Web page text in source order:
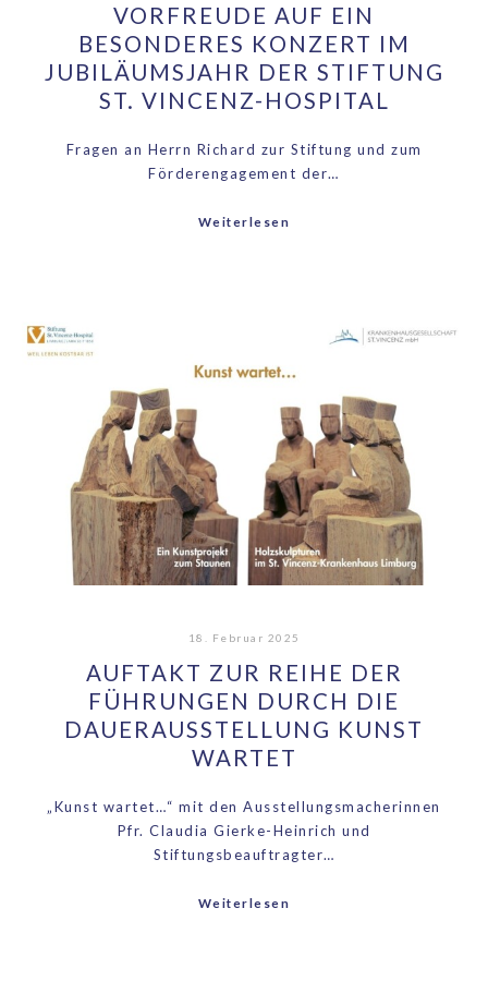
VORFREUDE AUF EIN
BESONDERES KONZERT IM
JUBILÄUMSJAHR DER STIFTUNG
ST. VINCENZ-HOSPITAL
Fragen an Herrn Richard zur Stiftung und zum
Förderengagement der…
Weiterlesen
18. Februar 2025
AUFTAKT ZUR REIHE DER
FÜHRUNGEN DURCH DIE
DAUERAUSSTELLUNG KUNST
WARTET
„Kunst wartet…“ mit den Ausstellungsmacherinnen
Pfr. Claudia Gierke-Heinrich und
Stiftungsbeauftragter…
Weiterlesen